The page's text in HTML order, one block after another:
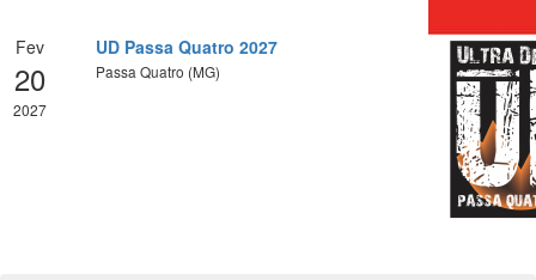
Fev
20
2027
UD Passa Quatro 2027
Passa Quatro (MG)